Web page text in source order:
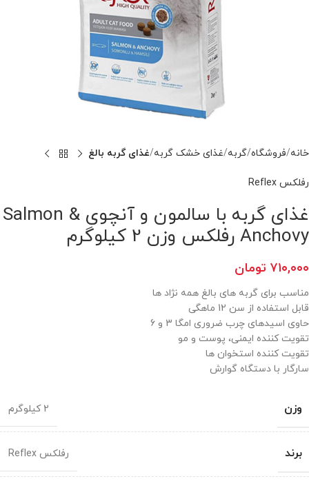
خانه فروشگاه گربه غذای خشک گربه غذای گربه بالغ
رفلکس Reflex
غذای گربه با سالمون و آنچوی Salmon &
Anchovy رفلکس وزن 2 کیلوگرم
۷۱۰,۰۰۰ تومان
مناسب برای گربه های بالغ همه نژاد ها
قابل استفاده از سن 12 ماهگی
حاوی اسیدهای چرب ضروری امگا 3 و 6
تقویت کننده ایمنی، پوست و مو
تقویت کننده استخوان ها
سارگار با دستگاه گوارش
وزن 2 کیلوگرم
برند رفلکس Reflex